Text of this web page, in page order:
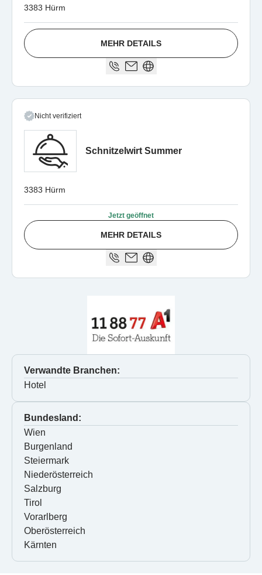
3383 Hürm
MEHR DETAILS
Nicht verifiziert
Schnitzelwirt Summer
3383 Hürm
Jetzt geöffnet
MEHR DETAILS
Verwandte Branchen:
Hotel
Bundesland:
Wien
Burgenland
Steiermark
Niederösterreich
Salzburg
Tirol
Vorarlberg
Oberösterreich
Kärnten